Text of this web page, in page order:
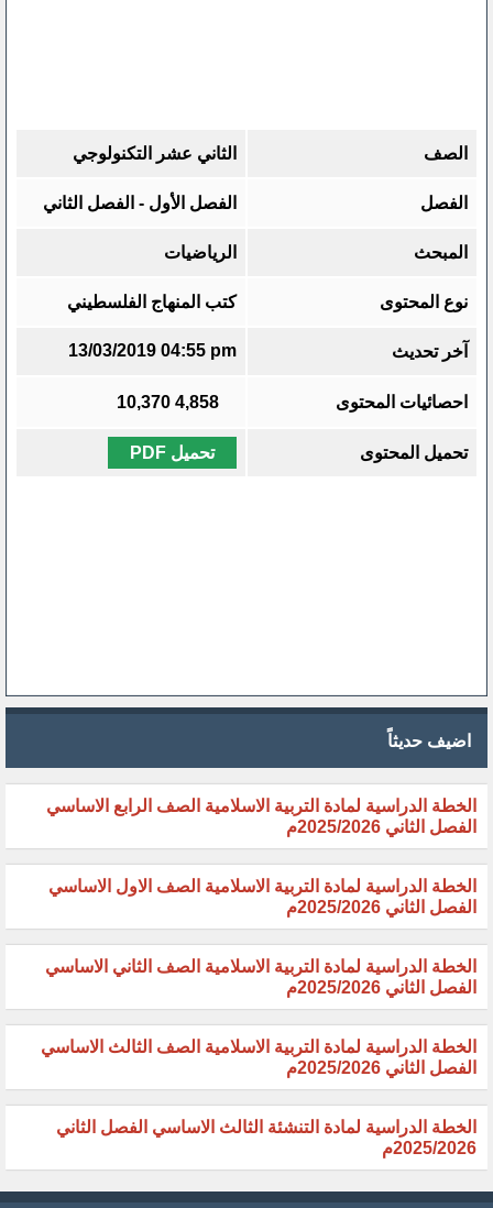
الصف الثاني عشر التكنولوجي
الفصل الفصل الأول - الفصل الثاني
المبحث الرياضيات
نوع المحتوى كتب المنهاج الفلسطيني
آخر تحديث 13/03/2019 04:55 pm
احصائيات المحتوى 4,858
10,370
تحميل المحتوى تحميل PDF
اضيف حديثاً
الخطة الدراسية لمادة التربية الاسلامية الصف الرابع الاساسي
الفصل الثاني 2025/2026م
الخطة الدراسية لمادة التربية الاسلامية الصف الاول الاساسي
الفصل الثاني 2025/2026م
الخطة الدراسية لمادة التربية الاسلامية الصف الثاني الاساسي
الفصل الثاني 2025/2026م
الخطة الدراسية لمادة التربية الاسلامية الصف الثالث الاساسي
الفصل الثاني 2025/2026م
الخطة الدراسية لمادة التنشئة الثالث الاساسي الفصل الثاني
2025/2026م